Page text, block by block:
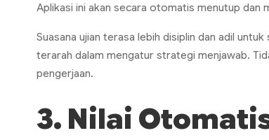
Aplikasi ini akan secara otomatis menutup dan
Suasana ujian terasa lebih disiplin dan adil
terarah dalam mengatur strategi menjawab.
pengerjaan.
3. Nilai